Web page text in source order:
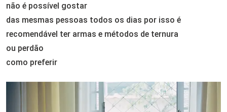
não é possível gostar
das mesmas pessoas todos os dias por isso é
recomendável ter armas e métodos de ternura
ou perdão
como preferir